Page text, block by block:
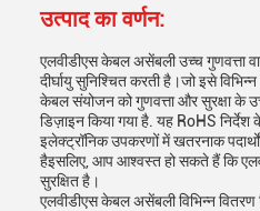
उत्पाद का वर्णन:
एलवीडीएस केबल असेंबली उच्च गुणवत्ता
दीर्घायु सुनिश्चित करती है।जो इसे
केबल संयोजन को गुणवत्ता और सुरक्षा के
डिज़ाइन किया गया है. यह RoHS
इलेक्ट्रॉनिक उपकरणों में खतरनाक
हैइसलिए, आप आश्वस्त हो सकते हैं कि
सुरक्षित है।
एलवीडीएस केबल असेंबली विभिन्न वितरण